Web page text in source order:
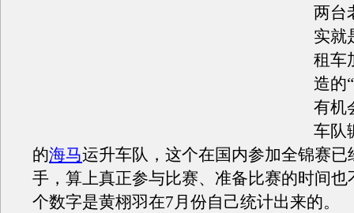
两台
实就
租车
造的
有机
车队
的海马运升车队，这个在国内参加全锦赛已
手，算上真正参与比赛、准备比赛的时间也
个数字是黄栩羽在7月份自己统计出来的。